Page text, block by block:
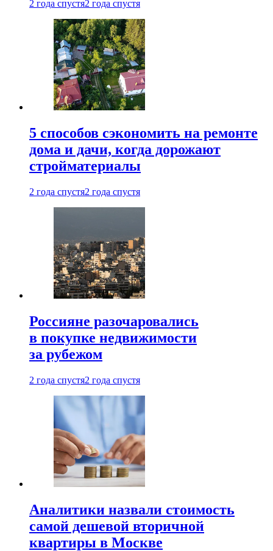
2 года спустя2 года спустя
5 способов сэкономить на ремонте
дома и дачи, когда дорожают
стройматериалы
2 года спустя2 года спустя
Россияне разочаровались
в покупке недвижимости
за рубежом
2 года спустя2 года спустя
Аналитики назвали стоимость
самой дешевой вторичной
квартиры в Москве